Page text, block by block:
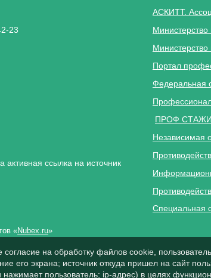
АСКИТТ.
Портал
Федеральная
ПРОФ
Независимая
Специальная
23
активная ссылка на источник
«Nubex.ru»
на обработку файлов cookie,
его экрана; источник откуда пришел на сайт
нажимает пользователь; ip-адрес) в целях